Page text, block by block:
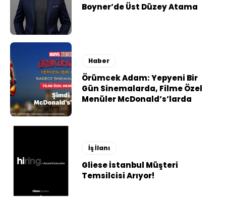
Boyner’de Üst Düzey Atama
Haber
Örümcek Adam: Yepyeni Bir
Gün Sinemalarda, Filme Özel
Menüler McDonald’s’larda
İş İlanı
Gliese İstanbul Müşteri
Temsilcisi Arıyor!